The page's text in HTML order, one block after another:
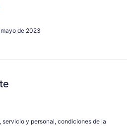
de 2023
servicio y personal, condiciones de la